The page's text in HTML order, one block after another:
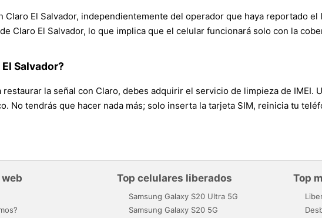
El Salvador, independientemente del operador que haya reportado el
Claro El Salvador, lo que implica que el celular funcionará solo con la
Salvador?
la señal con Claro, debes adquirir el servicio de limpieza de IMEI.
No tendrás que hacer nada más; solo inserta la tarjeta SIM, reinicia tu
Top celulares liberados
Samsung Galaxy S20 Ultra 5G
Samsung Galaxy S20 5G
Top